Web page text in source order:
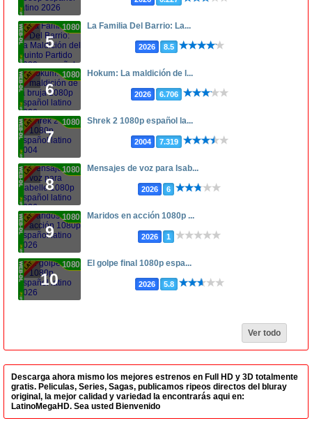
5
1080p La Familia Del Barrio: La...
2026 8.5
6
1080p Hokum: La maldición de l...
2026 6.706
7
1080p Shrek 2 1080p español la...
2004 7.319
8
1080p Mensajes de voz para Isab...
2026 6
9
1080p Maridos en acción 1080p ...
2026 1
10
1080p El golpe final 1080p espa...
2026 5.8
Ver todo
Descarga ahora mismo los mejores estrenos en Full HD y 3D totalmente
gratis. Peliculas, Series, Sagas, publicamos ripeos directos del bluray
original, la mejor calidad y variedad la encontrarás aqui en:
LatinoMegaHD. Sea usted Bienvenido